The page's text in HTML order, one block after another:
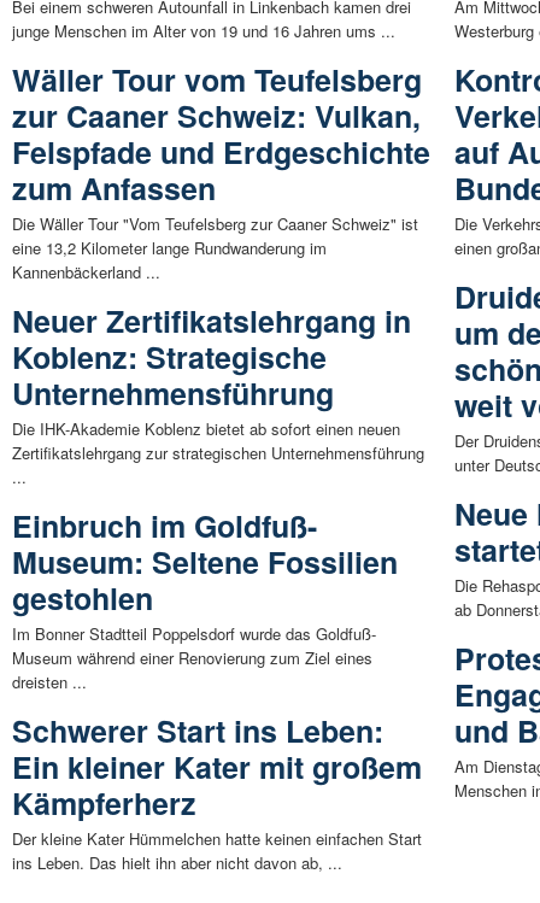
Bei einem schweren Autounfall in Linkenbach kamen drei
junge Menschen im Alter von 19 und 16 Jahren ums ...
Wäller Tour vom Teufelsberg
zur Caaner Schweiz: Vulkan,
Felspfade und Erdgeschichte
zum Anfassen
Die Wäller Tour "Vom Teufelsberg zur Caaner Schweiz" ist
eine 13,2 Kilometer lange Rundwanderung im
Kannenbäckerland ...
Neuer Zertifikatslehrgang in
Koblenz: Strategische
Unternehmensführung
Die IHK-Akademie Koblenz bietet ab sofort einen neuen
Zertifikatslehrgang zur strategischen Unternehmensführung
...
Einbruch im Goldfuß-
Museum: Seltene Fossilien
gestohlen
Im Bonner Stadtteil Poppelsdorf wurde das Goldfuß-
Museum während einer Renovierung zum Ziel eines
dreisten ...
Schwerer Start ins Leben:
Ein kleiner Kater mit großem
Kämpferherz
Der kleine Kater Hümmelchen hatte keinen einfachen Start
ins Leben. Das hielt ihn aber nicht davon ab, ...
Am
auf
Die
einen
um
weit
Der
unter
Die
ab
und
Am
Menschen